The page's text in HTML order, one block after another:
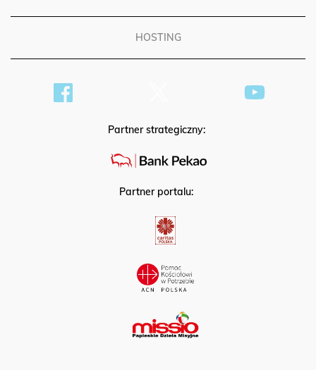
Partner strategiczny:
Partner portalu: